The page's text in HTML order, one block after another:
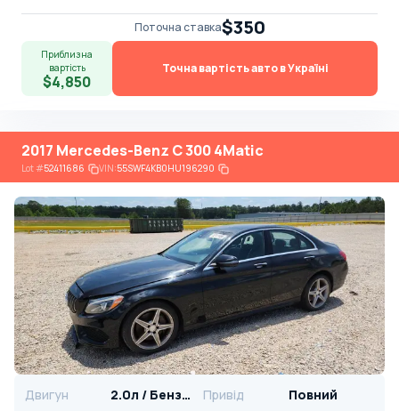
Поточна ставка$350
Приблизна
вартість
$4,850
Точна вартість авто в Україні
2017 Mercedes-Benz C 300 4Matic
Lot#52411686 VIN:55SWF4KB0HU196290
Двигун 2.0л / Бензин Привід
Повний